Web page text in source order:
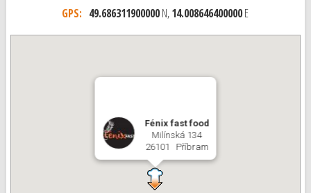
GPS: 49.686311900000N,14.008646400000E
Fénix fast food
Milínská 134
26101 Příbram